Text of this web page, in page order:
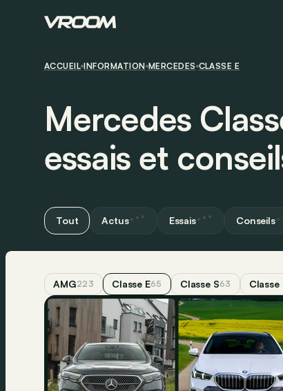
ACCUEIL INFORMATION MERCEDES CLASSE E
Mercedes
essais et
Tout Actus Essais Conseils
AMG223 Classe E65 Classe S63 Classe